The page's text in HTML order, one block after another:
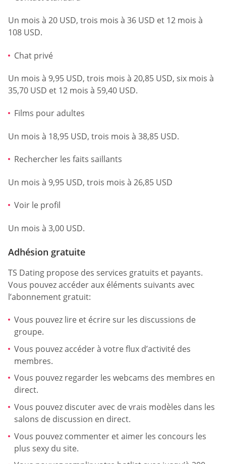
Un mois à 20 USD, trois mois à 36 USD et 12 mois à
108 USD.
Chat privé
Un mois à 9,95 USD, trois mois à 20,85 USD, six mois à
35,70 USD et 12 mois à 59,40 USD.
Films pour adultes
Un mois à 18,95 USD, trois mois à 38,85 USD.
Rechercher les faits saillants
Un mois à 9,95 USD, trois mois à 26,85 USD
Voir le profil
Un mois à 3,00 USD.
Adhésion gratuite
TS Dating propose des services gratuits et payants.
Vous pouvez accéder aux éléments suivants avec
l’abonnement gratuit:
Vous pouvez lire et écrire sur les discussions de
groupe.
Vous pouvez accéder à votre flux d’activité des
membres.
Vous pouvez regarder les webcams des membres en
direct.
Vous pouvez discuter avec de vrais modèles dans les
salons de discussion en direct.
Vous pouvez commenter et aimer les concours les
plus sexy du site.